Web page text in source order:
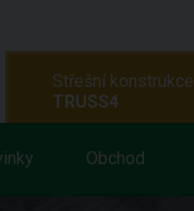
Obchod
Střešní konstrukce
TRUSS4